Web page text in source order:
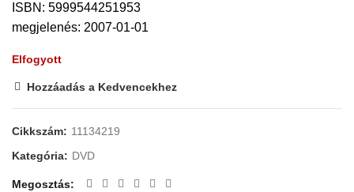
ISBN: 5999544251953
megjelenés: 2007-01-01
Elfogyott
Hozzáadás a Kedvencekhez
Cikkszám: 11134219
Kategória: DVD
Megosztás